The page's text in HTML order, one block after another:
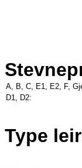
A, B, C, E1, E2, F,
D1, D2:
Type